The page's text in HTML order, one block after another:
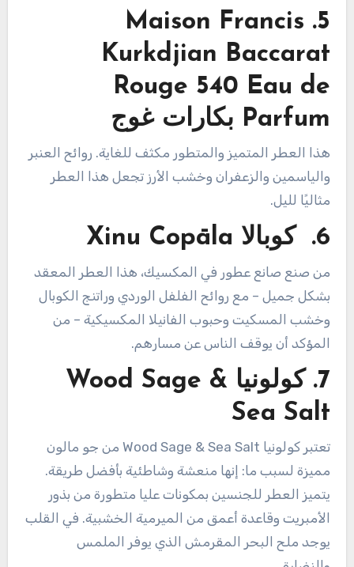
5. Maison Francis
Kurkdjian Baccarat
Rouge 540 Eau de
Parfum بكارات غوج
هذا العطر المتميز والمتطور مكثف للغاية. روائح العنبر
والياسمين والزعفران وخشب الأرز تجعل هذا العطر
مثاليًا لليل.
6. كوبالا Xinu Copāla
من صنع صانع عطور في المكسيك، هذا العطر المعقد
بشكل جميل – مع روائح الفلفل الوردي وراتنج الكوبال
وخشب المسكيت وحبوب الفانيلا المكسيكية – من
المؤكد أن يوقف الناس عن مسارهم.
7.
كولونيا Wood Sage &
Sea Salt
تعتبر كولونيا Wood Sage & Sea Salt من جو مالون
مميزة لسبب ما: إنها منعشة وشاطئية بأفضل طريقة.
يتميز العطر للجنسين بمكونات عليا متطورة من بذور
الأمبريت وقاعدة أعمق من الميرمية الخشبية. في القلب
يوجد ملح البحر المقرمش الذي يوفر الملمس